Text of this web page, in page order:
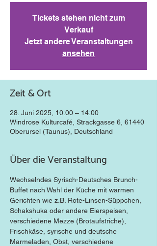
Tickets stehen nicht zum
Verkauf
Jetzt andere Veranstaltungen
ansehen
Zeit & Ort
28. Juni 2025, 10:00 – 14:00
Windrose Kulturcafé, Strackgasse 6, 61440
Oberursel (Taunus), Deutschland
Über die Veranstaltung
Wechselndes Syrisch-Deutsches Brunch-
Buffet nach Wahl der Küche mit warmen
Gerichten wie z.B. Rote-Linsen-Süppchen,
Schakshuka oder andere Eierspeisen,
verschiedene Mezze (Brotaufstriche),
Frischkäse, syrische und deutsche
Marmeladen, Obst, verschiedene